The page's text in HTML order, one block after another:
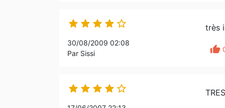
    
30/08/2009 02:08
Par Sissi
très
thumb_up
    